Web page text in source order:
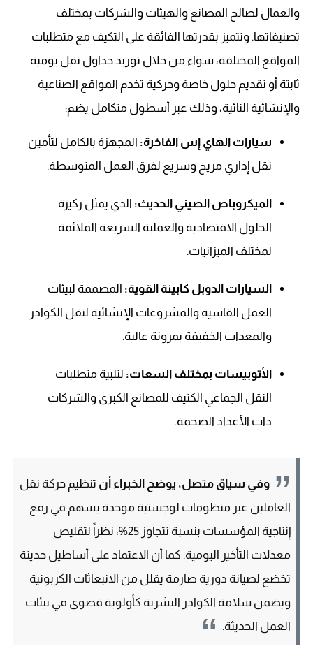
والعمال لصالح المصانع والهيئات والشركات بمختلف
تصنيفاتها. وتتميز بقدرتها الفائقة على التكيف مع متطلبات
المواقع المختلفة، سواء من خلال توريد جداول نقل يومية
ثابتة أو تقديم حلول خاصة وحركية تخدم المواقع الصناعية
والإنشائية النائية، وذلك عبر أسطول متكامل يضم:
سيارات الهاي إس الفاخرة: المجهزة بالكامل لتأمين
نقل إداري مريح وسريع لفرق العمل المتوسطة.
الميكروباص الصيني الحديث: الذي يمثل ركيزة
الحلول الاقتصادية والعملية السريعة الملائمة
لمختلف الميزانيات.
السيارات الدوبل كابينة القوية: المصممة لبيئات
العمل القاسية والمشروعات الإنشائية لنقل الكوادر
والمعدات الخفيفة بمرونة عالية.
الأتوبيسات بمختلف السعات: لتلبية متطلبات
النقل الجماعي الكثيف للمصانع الكبرى والشركات
ذات الأعداد الضخمة.
وفي سياق متصل، يوضح الخبراء أن تنظيم حركة نقل
العاملين عبر منظومات لوجستية موحدة يسهم في رفع
إنتاجية المؤسسات بنسبة تتجاوز 25%، نظراً لتقليص
معدلات التأخير اليومية. كما أن الاعتماد على أساطيل حديثة
تخضع لصيانة دورية صارمة يقلل من الانبعاثات الكربونية
ويضمن سلامة الكوادر البشرية كأولوية قصوى في بيئات
العمل الحديثة.